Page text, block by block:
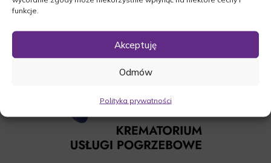
funkcje.
Akceptuję
Odmów
Polityka prywatności